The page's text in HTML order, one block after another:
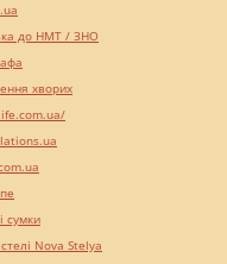
до НМТ / ЗНО
хворих
сумки
Nova Stelya